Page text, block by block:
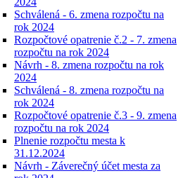
Schválená - 6. zmena rozpočtu na
rok 2024
Rozpočtové opatrenie č.2 - 7. zmena
rozpočtu na rok 2024
Návrh - 8. zmena rozpočtu na rok
2024
Schválená - 8. zmena rozpočtu na
rok 2024
Rozpočtové opatrenie č.3 - 9. zmena
rozpočtu na rok 2024
Plnenie rozpočtu mesta k
31.12.2024
Návrh - Záverečný účet mesta za